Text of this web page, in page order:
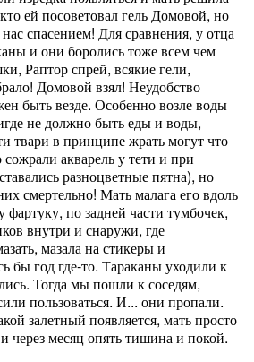
ей посоветовал гель Домовой, но
нас спасением! Для сравнения, у отца
и они боролись тоже всем чем
Раптор спрей, всякие гели,
Домовой взял! Неудобство
быть везде. Особенно возле воды
не должно быть еды и воды,
твари в принципе жрать могут что
акварель у тети и при
разноцветные пятна), но
смертельно! Мать малага его вдоль
по задней части тумбочек,
внутри и снаружи, где
мазала на стикеры и
бы год где-то. Тараканы уходили к
Тогда мы пошли к соседям,
пользоваться. И... они пропали.
залетный появляется, мать просто
через месяц опять тишина и покой.